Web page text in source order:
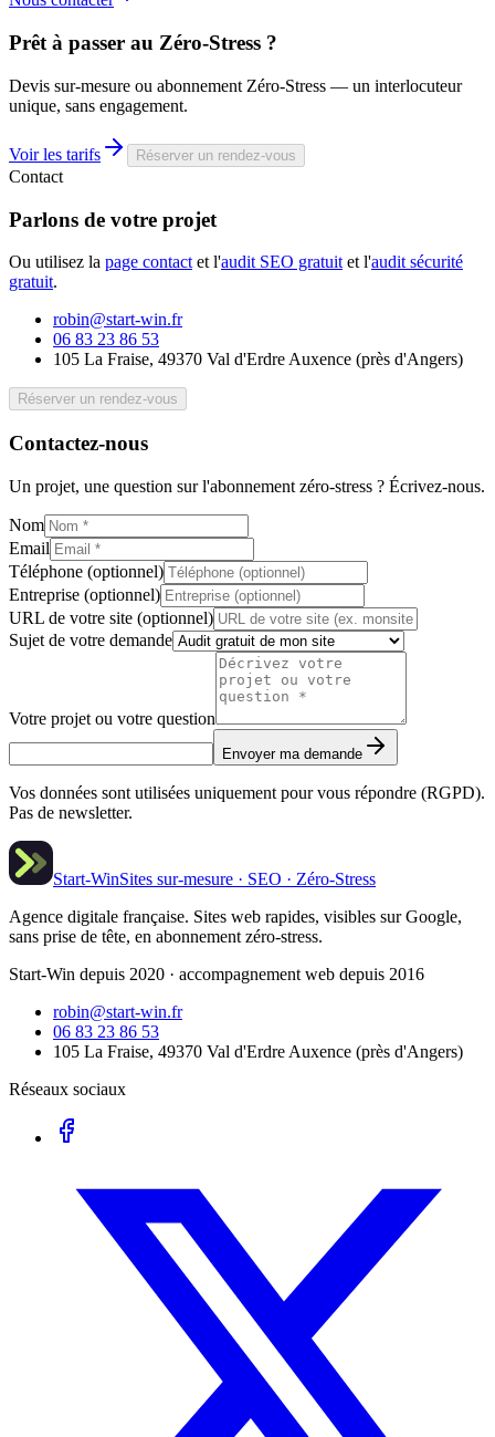
Prêt à passer au Zéro-Stress ?
Devis sur-mesure ou abonnement Zéro-Stress — un interlocuteur
unique, sans engagement.
Voir les tarifs Réserver un rendez-vous
Contact
Parlons de votre projet
Ou utilisez la page contact et l'audit SEO gratuit et l'audit sécurité
gratuit.
robin@start-win.fr
06 83 23 86 53
105 La Fraise, 49370 Val d'Erdre Auxence (près d'Angers)
Réserver un rendez-vous
Contactez-nous
Un projet, une question sur l'abonnement zéro-stress ? Écrivez-nous.
Nom
Email
Téléphone (optionnel)
Entreprise (optionnel)
URL de votre site (optionnel)
Sujet de votre demande
Votre projet ou votre question
Envoyer ma demande
Vos données sont utilisées uniquement pour vous répondre (RGPD).
Pas de newsletter.
Start-WinSites sur-mesure · SEO · Zéro-Stress
Agence digitale française. Sites web rapides, visibles sur Google,
sans prise de tête, en abonnement zéro-stress.
Start-Win depuis 2020 · accompagnement web depuis 2016
robin@start-win.fr
06 83 23 86 53
105 La Fraise, 49370 Val d'Erdre Auxence (près d'Angers)
Réseaux sociaux